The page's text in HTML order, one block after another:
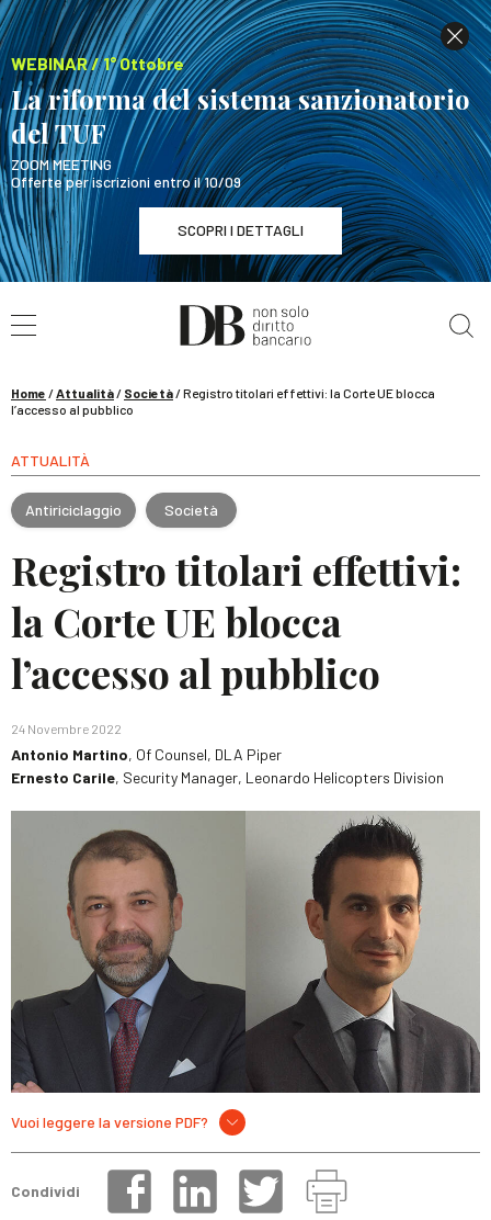
WEBINAR / 1° Ottobre
La riforma del sistema sanzionatorio
del TUF
ZOOM MEETING
Offerte per iscrizioni entro il 10/09
SCOPRI I DETTAGLI
WEBINAR / 1° Ottobre
La riforma del sistema sanzionatorio del TUF
Home /Attualità/ Società/Registro titolari effettivi: la Corte UE blocca
l’accesso al pubblico
ATTUALITÀ
Antiriciclaggio Società
Registro titolari effettivi:
la Corte UE blocca
l’accesso al pubblico
24 Novembre 2022
Antonio Martino, Of Counsel, DLA Piper
Ernesto Carile, Security Manager, Leonardo Helicopters Division
Vuoi leggere la versione PDF?
Condividi